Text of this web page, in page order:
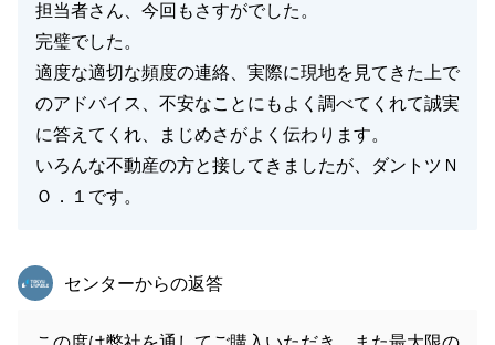
担当者さん、今回もさすがでした。
完璧でした。
適度な適切な頻度の連絡、実際に現地を見てきた上で
のアドバイス、不安なことにもよく調べてくれて誠実
に答えてくれ、まじめさがよく伝わります。
いろんな不動産の方と接してきましたが、ダントツＮ
Ｏ．１です。
東急リバブル
センターからの返答